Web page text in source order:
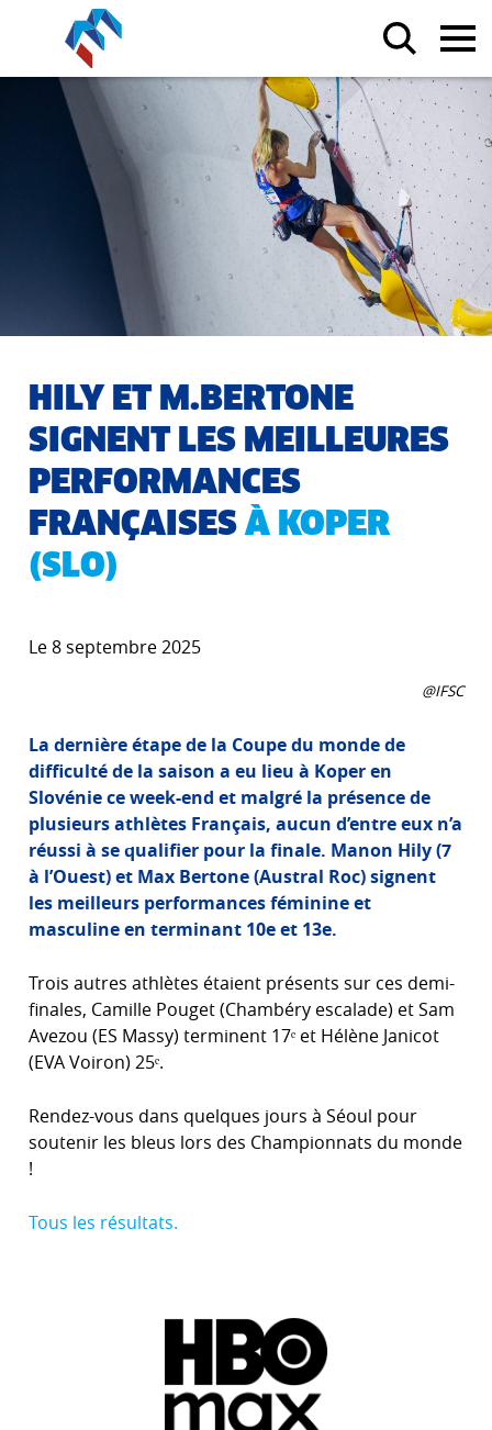
HILY ET M.BERTONE
SIGNENT LES MEILLEURES
PERFORMANCES
FRANÇAISESÀ KOPER
(SLO)
Le 8 septembre 2025
@IFSC
La dernière étape de la Coupe du monde de
difficulté de la saison a eu lieu à Koper en
Slovénie ce week-end et malgré la présence de
plusieurs athlètes Français, aucun d’entre eux n’a
réussi à se qualifier pour la finale. Manon Hily (7
à l’Ouest) et Max Bertone (Austral Roc) signent
les meilleurs performances féminine et
masculine en terminant 10e et 13e.
Trois autres athlètes étaient présents sur ces demi-
finales, Camille Pouget (Chambéry escalade) et Sam
Avezou (ES Massy) terminent 17ᵉ et Hélène Janicot
(EVA Voiron) 25ᵉ.
Rendez-vous dans quelques jours à Séoul pour
soutenir les bleus lors des Championnats du monde
!
Tous les résultats.